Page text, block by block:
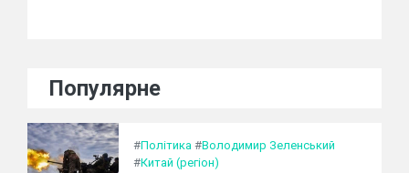
Популярне
#Політика #Володимир Зеленський
#Китай (регіон)